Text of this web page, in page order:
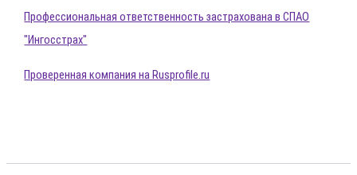
Профессиональная ответственность застрахована в СПАО
"Ингосстрах"
Проверенная компания на Rusprofile.ru